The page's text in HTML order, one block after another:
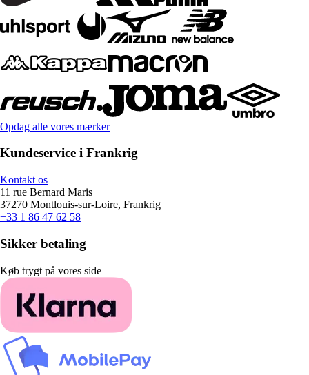
Opdag alle vores mærker
Kundeservice i Frankrig
Kontakt os
11 rue Bernard Maris
37270 Montlouis-sur-Loire, Frankrig
+33 1 86 47 62 58
Sikker betaling
Køb trygt på vores side